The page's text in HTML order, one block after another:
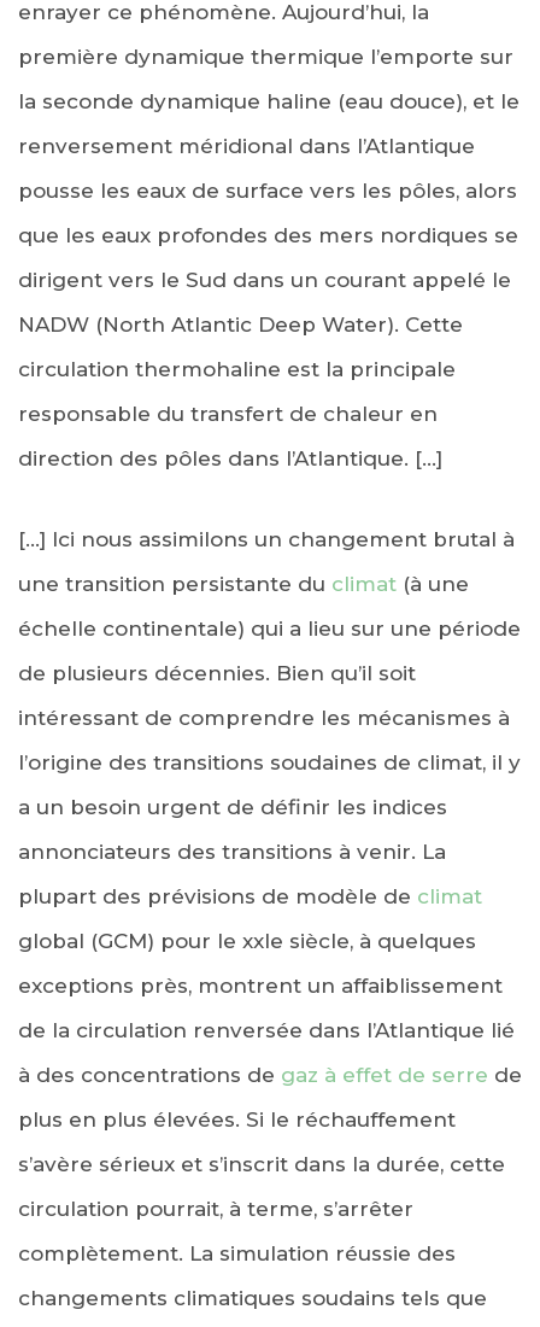
enrayer ce phénomène. Aujourd’hui, la
première dynamique thermique l’emporte sur
la seconde dynamique haline (eau douce), et le
renversement méridional dans l’Atlantique
pousse les eaux de surface vers les pôles, alors
que les eaux profondes des mers nordiques se
dirigent vers le Sud dans un courant appelé le
NADW (North Atlantic Deep Water). Cette
circulation thermohaline est la principale
responsable du transfert de chaleur en
direction des pôles dans l’Atlantique. […]
[…] Ici nous assimilons un changement brutal à
une transition persistante du climat (à une
échelle continentale) qui a lieu sur une période
de plusieurs décennies. Bien qu’il soit
intéressant de comprendre les mécanismes à
l’origine des transitions soudaines de climat, il y
a un besoin urgent de définir les indices
annonciateurs des transitions à venir. La
plupart des prévisions de modèle de climat
global (GCM) pour le xxIe siècle, à quelques
exceptions près, montrent un affaiblissement
de la circulation renversée dans l’Atlantique lié
à des concentrations de gaz à effet de serre de
plus en plus élevées. Si le réchauffement
s’avère sérieux et s’inscrit dans la durée, cette
circulation pourrait, à terme, s’arrêter
complètement. La simulation réussie des
changements climatiques soudains tels que